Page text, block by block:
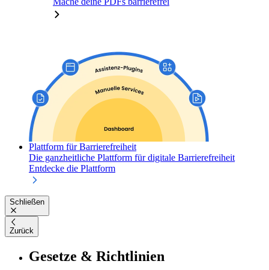
Plattform für Barrierefreiheit
Die ganzheitliche Plattform für digitale Barrierefreiheit
Entdecke die Plattform
Schließen
Zurück
Gesetze & Richtlinien